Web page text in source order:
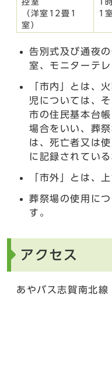
控室
（洋室12畳1
室）
1
1
告別式及び通夜
室、モニターテ
「市内」とは、
児については、
市の住民基本台
場合をいい、葬
は、死亡者又は
に記録されてい
「市外」とは、
葬祭場の使用に
す。
アクセス
あやバス志賀南北